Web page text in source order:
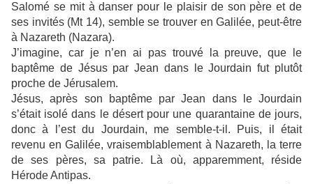
Salomé se mit à danser pour le plaisir de son père et de
ses invités (Mt 14), semble se trouver en Galilée, peut-être
à Nazareth (Nazara).
J’imagine, car je n’en ai pas trouvé la preuve, que le
baptême de Jésus par Jean dans le Jourdain fut plutôt
proche de Jérusalem.
Jésus, après son baptême par Jean dans le Jourdain
s’était isolé dans le désert pour une quarantaine de jours,
donc à l’est du Jourdain, me semble-t-il. Puis, il était
revenu en Galilée, vraisemblablement à Nazareth, la terre
de ses pères, sa patrie. Là où, apparemment, réside
Hérode Antipas.